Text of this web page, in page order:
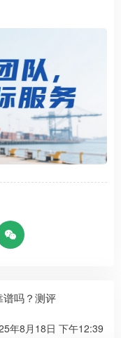
吗？测评
年8月18日 下午12:39